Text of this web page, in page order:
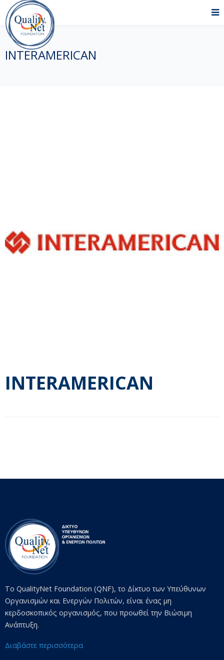
INTERAMERICAN
INTERAMERICAN
Το QualityNet Foundation (QNF), το Δίκτυο των Υπεύθυνων
Οργανισμών και Ενεργών Πολιτών, είναι ένας μη
κερδοσκοπικός οργανισμός, που προωθεί την Βιώσιμη
Ανάπτυξη.
Διαβάστε περισσότερα